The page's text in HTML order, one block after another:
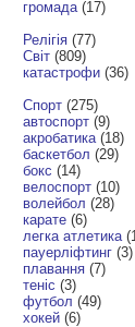
громада (17)
Релігія (77)
Світ (809)
катастрофи (36)
Спорт (275)
автоспорт (9)
акробатика (18)
баскетбол (29)
бокс (14)
велоспорт (10)
волейбол (28)
карате (6)
легка атлетика
пауерліфтинг (3)
плавання (7)
теніс (3)
футбол (49)
хокей (6)